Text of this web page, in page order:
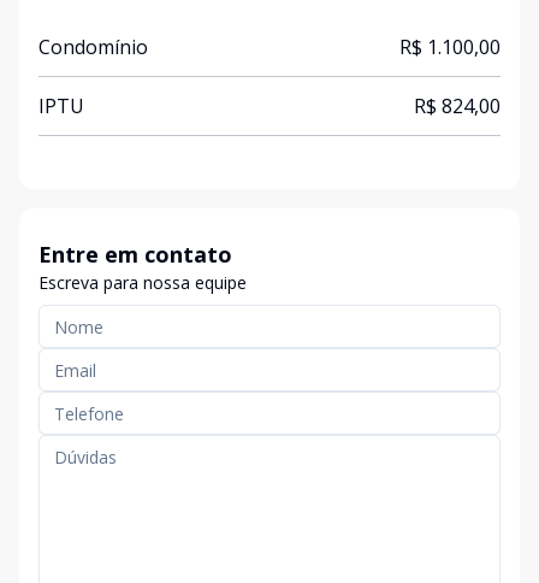
Condomínio R$ 1.100,00
IPTU R$ 824,00
Entre em contato
Escreva para nossa equipe